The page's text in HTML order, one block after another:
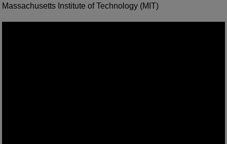
Massachusetts Institute of Technology (MIT)